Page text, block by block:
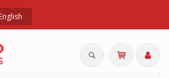
English